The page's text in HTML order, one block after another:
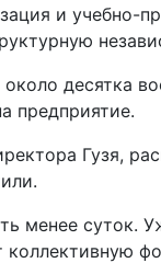
и
десятка
предприятие.
Гузя,
менее